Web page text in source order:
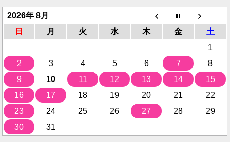
2026年 8月
日
月 火 水 木 金
土
1
2
3 4 5 6 7
8
9
10 11 12 13 14
15
16
17 18 19 20 21
22
23
24 25 26 27 28
29
30
31